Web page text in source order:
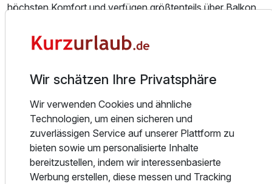
höchsten Komfort und verfügen größtenteils über Balkon
Moderne Annehmlichkeiten wie WLAN, TV und
großzügige Sitzbereiche sorgen für einen angenehmen
regionalen Tiroler Spezialitäten sowie internationalen
Gerichten. Frische, hochwertige Zutaten und eine
gemütliche Atmosphäre – ob in der traditionellen
Zirbenstube oder auf der Sonnenterrasse – machen jede
Mahlzeit zu einem Genuss.
Wir schätzen Ihre Privatsphäre
Wir verwenden Cookies und ähnliche
Technologien, um einen sicheren und
zuverlässigen Service auf unserer Plattform zu
bieten sowie um personalisierte Inhalte
bereitzustellen, indem wir interessenbasierte
Werbung erstellen, diese messen und Tracking